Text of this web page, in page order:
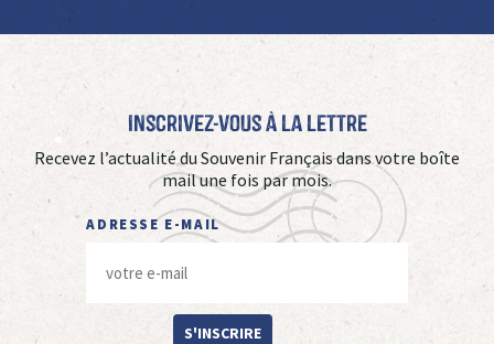
Inscrivez-vous à La Lettre
Recevez l’actualité du Souvenir Français dans votre boîte
mail une fois par mois.
ADRESSE E-MAIL
S'INSCRIRE